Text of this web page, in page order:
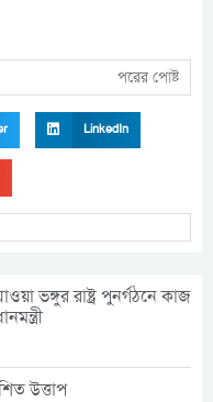
পরের পোষ্ট
LinkedIn
ভঙ্গুর রাষ্ট্র পুনর্গঠনে কাজ
উত্তাপ